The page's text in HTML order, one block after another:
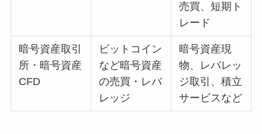
売買、短期ト
レード
暗号資産取引
所・暗号資産
CFD
ビットコイン
など暗号資産
の売買・レバ
レッジ
暗号資産現
物、レバレッ
ジ取引、積立
サービスなど